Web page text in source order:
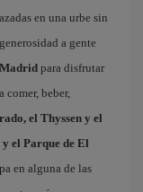
en una urbe sin
a gente
para disfrutar
comer, beber,
el Thyssen y el
el Parque de El
en alguna de las